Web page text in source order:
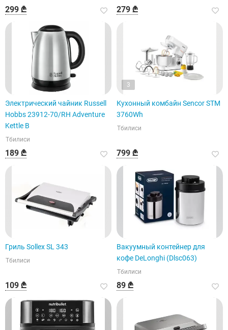
299 ₾ 279 ₾
Электрический чайник Russell
Hobbs 23912-70/RH Adventure
Kettle B
Тбилиси
189 ₾
3
Кухонный комбайн Sencor STM
3760Wh
Тбилиси
799 ₾
Гриль Sollex SL 343
Тбилиси
109 ₾
Вакуумный контейнер для
кофе DeLonghi (Dlsc063)
Тбилиси
89 ₾